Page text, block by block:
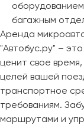
багажным
Аренда
"Автобус.ру" –
ценит свое
целей вашей
транспортное
требованиям.
маршрутами и